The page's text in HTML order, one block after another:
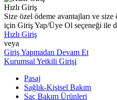
Hızlı Giriş
Size özel ödeme avantajları ve
için Giriş Yap/Üye Ol seçeneği ile
Hızlı Giriş
veya
Giriş Yapmadan Devam Et
Kurumsal Yetkili Girişi
Pasaj
Sağlık-Kişisel Bakım
Saç Bakım Ürünleri